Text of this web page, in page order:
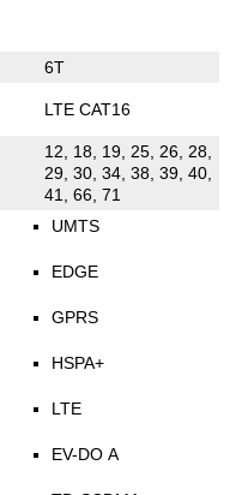
6T
LTE CAT16
12, 18, 19, 25, 26, 28,
29, 30, 34, 38, 39, 40,
41, 66, 71
UMTS
EDGE
GPRS
HSPA+
LTE
EV-DO A